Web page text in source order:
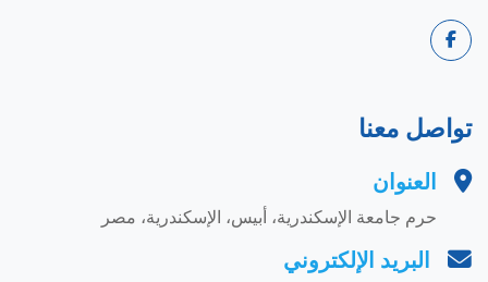
تواصل معنا
العنوان
حرم جامعة الإسكندرية، أبيس، الإسكندرية، مصر
البريد الإلكتروني